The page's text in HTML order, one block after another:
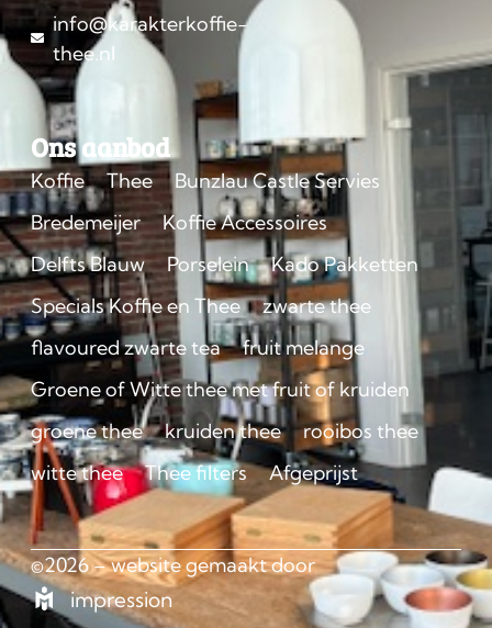
info@karakterkoffie-
thee.nl
Ons aanbod
Koffie Thee
Bunzlau Castle Servies
Bredemeijer
Koffie Accessoires
Delfts Blauw
Porselein
Kado Pakketten
Specials Koffie en Thee
zwarte thee
flavoured zwarte tea
fruit melange
Groene of Witte thee met fruit of kruiden
groene thee
kruiden thee
rooibos thee
witte thee
Thee filters Afgeprijst
©2026 – website gemaakt door
impression